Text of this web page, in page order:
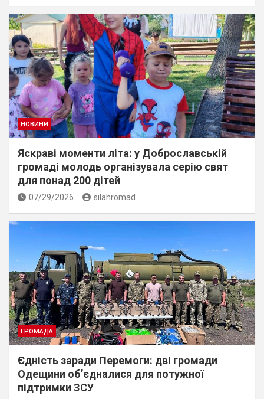
НОВИНИ
Яскраві моменти літа: у Доброславській
громаді молодь організувала серію свят
для понад 200 дітей
07/29/2026 silahromad
ГРОМАДА
Єдність заради Перемоги: дві громади
Одещини об’єдналися для потужної
підтримки ЗСУ